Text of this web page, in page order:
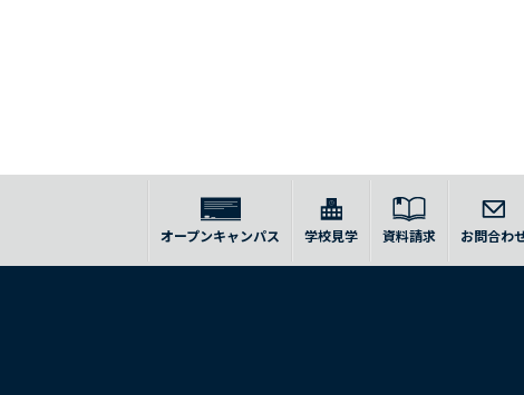
オープンキャンパス 学校見学 資料請求 お問合わ